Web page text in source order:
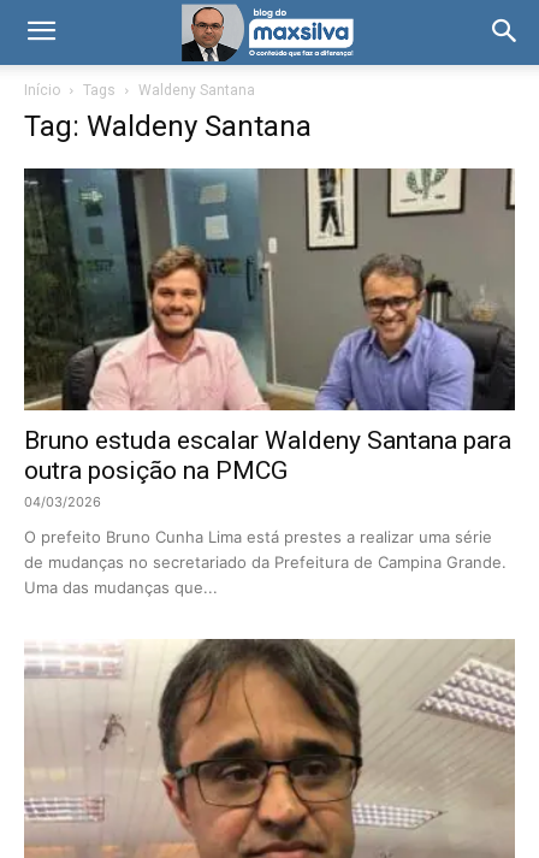
Início Tags Waldeny Santana
Tag: Waldeny Santana
Bruno estuda escalar Waldeny Santana para
outra posição na PMCG
04/03/2026
O prefeito Bruno Cunha Lima está prestes a realizar uma série
de mudanças no secretariado da Prefeitura de Campina Grande.
Uma das mudanças que...